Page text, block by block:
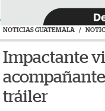
NOTICIAS GUATEMALA /
Impactante
tráiler